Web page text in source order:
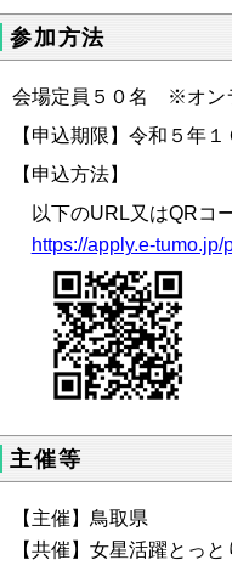
参加方法
会場定員５０名 ※オン
【申込期限】令和５年１
【申込方法】
以下のURL又はQRコ
https://apply.e-
主催等
【主催】鳥取県
【共催】女星活躍とっと